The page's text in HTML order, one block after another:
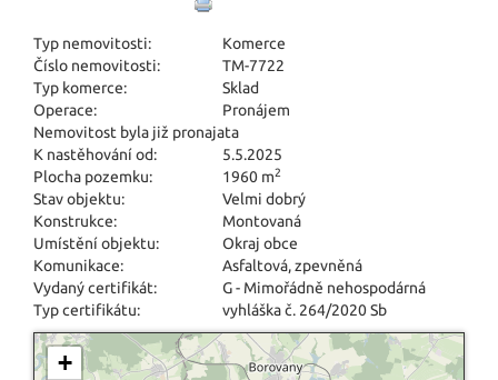
Typ nemovitosti:
Komerce
Číslo nemovitosti:
TM-7722
Typ komerce:
Sklad
Operace:
Pronájem
Nemovitost byla již pronajata
K nastěhování od:
5.5.2025
Plocha pozemku:
1960 m2
Stav objektu:
Velmi dobrý
Konstrukce:
Montovaná
Umístění objektu:
Okraj obce
Komunikace:
Asfaltová,zpevněná
Vydaný certifikát:
G - Mimořádně nehospodárná
Typ certifikátu:
vyhláška č. 264/2020 Sb
+